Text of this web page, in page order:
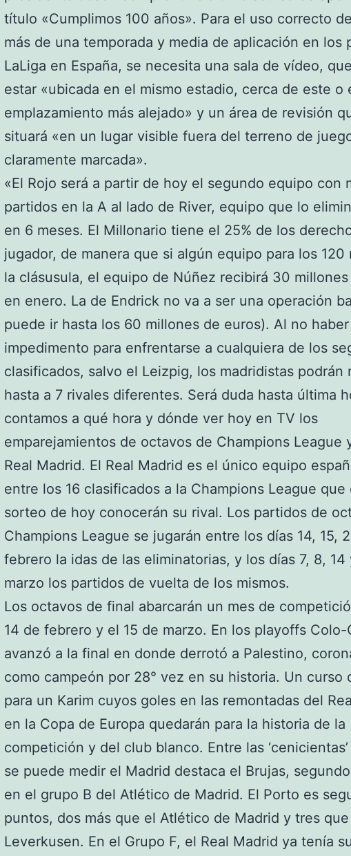
título «Cumplimos 100 años». Para el uso correcto
más de una temporada y media de aplicación en los
LaLiga en España, se necesita una sala de vídeo,
estar «ubicada en el mismo estadio, cerca de este o
emplazamiento más alejado» y un área de revisión
situará «en un lugar visible fuera del terreno de
claramente marcada».
«El Rojo será a partir de hoy el segundo equipo con
partidos en la A al lado de River, equipo que lo
en 6 meses. El Millonario tiene el 25% de los
jugador, de manera que si algún equipo para los 120
la clásusula, el equipo de Núñez recibirá 30
en enero. La de Endrick no va a ser una operación
puede ir hasta los 60 millones de euros). Al no
impedimento para enfrentarse a cualquiera de los
clasificados, salvo el Leizpig, los madridistas podrán
hasta a 7 rivales diferentes. Será duda hasta última
contamos a qué hora y dónde ver hoy en TV los
emparejamientos de octavos de Champions League
Real Madrid. El Real Madrid es el único equipo
entre los 16 clasificados a la Champions League que
sorteo de hoy conocerán su rival. Los partidos de
Champions League se jugarán entre los días 14, 15,
febrero la idas de las eliminatorias, y los días 7, 8, 14
marzo los partidos de vuelta de los mismos.
Los octavos de final abarcarán un mes de
14 de febrero y el 15 de marzo. En los playoffs Colo-
avanzó a la final en donde derrotó a Palestino,
como campeón por 28° vez en su historia. Un curso
para un Karim cuyos goles en las remontadas del
en la Copa de Europa quedarán para la historia de la
competición y del club blanco. Entre las
se puede medir el Madrid destaca el Brujas,
en el grupo B del Atlético de Madrid. El Porto es
puntos, dos más que el Atlético de Madrid y tres
Leverkusen. En el Grupo F, el Real Madrid ya tenía